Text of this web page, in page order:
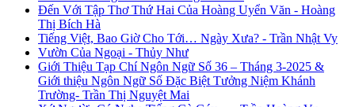
Đến Với Tập Thơ Thứ Hai Của Hoàng Uyển Văn - Hoàng
Thị Bích Hà
Tiếng Việt, Bao Giờ Cho Tới… Ngày Xưa? - Trần Nhật Vy
Vườn Của Ngoại - Thủy Như
Giới Thiệu Tạp Chí Ngôn Ngữ Số 36 – Tháng 3-2025 &
Giới thiệu Ngôn Ngữ Số Đặc Biệt Tưởng Niệm Khánh
Trường- Trần Thị Nguyệt Mai